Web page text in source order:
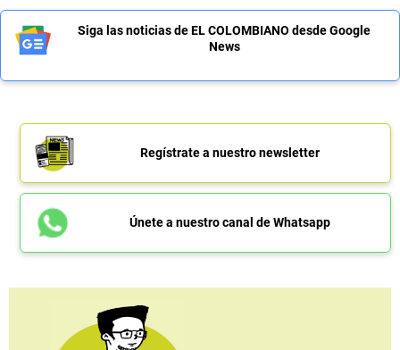
Siga las noticias de EL COLOMBIANO desde Google
News
Regístrate a nuestro newsletter
Únete a nuestro canal de Whatsapp